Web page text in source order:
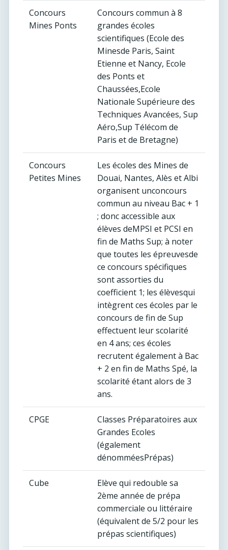
Concours
Mines Ponts
Concours commun à 8
grandes écoles
scientifiques (Ecole des
Minesde Paris, Saint
Etienne et Nancy, Ecole
des Ponts et
Chaussées,Ecole
Nationale Supérieure des
Techniques Avancées, Sup
Aéro,Sup Télécom de
Paris et de Bretagne)
Concours
Petites Mines
Les écoles des Mines de
Douai, Nantes, Alès et Albi
organisent unconcours
commun au niveau Bac + 1
; donc accessible aux
élèves deMPSI et PCSI en
fin de Maths Sup; à noter
que toutes les épreuvesde
ce concours spécifiques
sont assorties du
coefficient 1; les élèvesqui
intègrent ces écoles par le
concours de fin de Sup
effectuent leur scolarité
en 4 ans; ces écoles
recrutent également à Bac
+ 2 en fin de Maths Spé, la
scolarité étant alors de 3
ans.
CPGE
Classes Préparatoires aux
Grandes Ecoles
(également
dénomméesPrépas)
Cube
Elève qui redouble sa
2ème année de prépa
commerciale ou littéraire
(équivalent de 5/2 pour les
prépas scientifiques)